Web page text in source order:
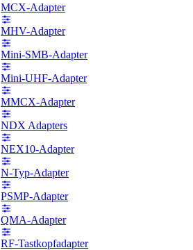
MCX-Adapter
MHV-Adapter
Mini-SMB-Adapter
Mini-UHF-Adapter
MMCX-Adapter
NDX Adapters
NEX10-Adapter
N-Typ-Adapter
PSMP-Adapter
QMA-Adapter
RF-Tastkopfadapter